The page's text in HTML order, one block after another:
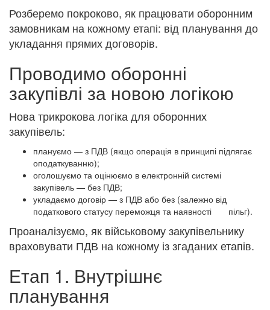
Розберемо покроково, як працювати оборонним
замовникам на кожному етапі: від планування до
укладання прямих договорів.
Проводимо оборонні
закупівлі за новою логікою
Нова трикрокова логіка для оборонних
закупівель:
плануємо — з ПДВ (якщо операція в принципі підлягає
оподаткуванню);
оголошуємо та оцінюємо в електронній системі
закупівель — без ПДВ;
укладаємо договір — з ПДВ або без (залежно від
податкового статусу переможця та наявності пільг).
Проаналізуємо, як військовому закупівельнику
враховувати ПДВ на кожному із згаданих етапів.
Етап 1. Внутрішнє
планування